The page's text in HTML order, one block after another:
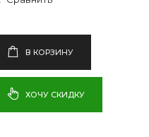
В КОРЗИНУ
ХОЧУ СКИДКУ